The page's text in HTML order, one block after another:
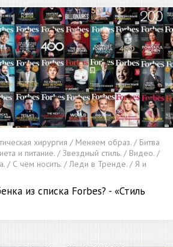
хирургия / Меняем образ. / Битва
и питание. / Звездный стиль. / Видео. /
/ С чем носить. / Леди в Тренде. / Я и
из списка Forbes? - «Стиль
хирургия / Уход